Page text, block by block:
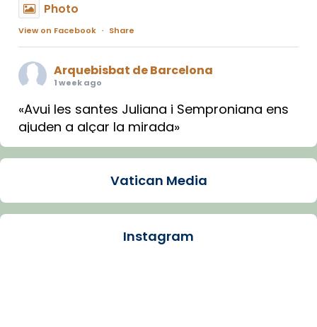
Photo
View on Facebook · Share
Arquebisbat de Barcelona
1 week ago
«Avui les santes Juliana i Semproniana ens
ajuden a alçar la mirada»
Mons. Sergi Gordo, bisbe de Tortosa, ha
Santes de Mataró.
🔗tinyurl.com/cvu5jmbk
Vatican Media
Instagram